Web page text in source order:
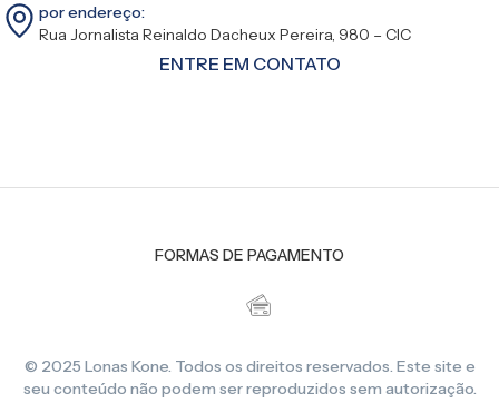
por endereço:
Rua Jornalista Reinaldo Dacheux Pereira, 980 – CIC
ENTRE EM CONTATO
FORMAS DE PAGAMENTO
© 2025 Lonas Kone. Todos os direitos reservados. Este site e
seu conteúdo não podem ser reproduzidos sem autorização.